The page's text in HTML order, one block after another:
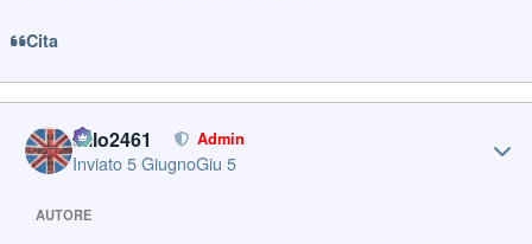
Cita
cillo2461 Admin
Inviato5 GiugnoGiu 5
AUTORE